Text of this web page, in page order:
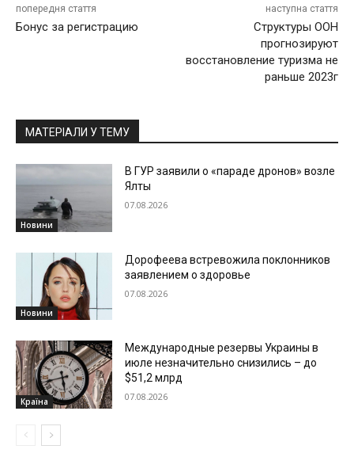
попередня стаття
Бонус за регистрацию
наступна стаття
Структуры ООН
прогнозируют
восстановление туризма не
раньше 2023г
МАТЕРІАЛИ У ТЕМУ
Новини
В ГУР заявили о «параде дронов» возле
Ялты
07.08.2026
Новини
Дорофеева встревожила поклонников
заявлением о здоровье
07.08.2026
Країна
Международные резервы Украины в
июле незначительно снизились – до
$51,2 млрд
07.08.2026